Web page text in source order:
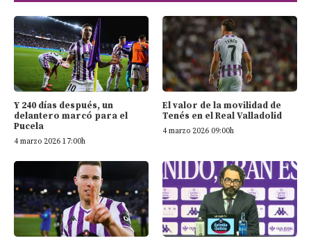
Y 240 días después, un
delantero marcó para el
Pucela
4 marzo 2026 17:00h
El valor de la movilidad de
Tenés en el Real Valladolid
4 marzo 2026 09:00h